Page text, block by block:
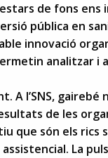
de fons ens
pública en
innovació
analitzar i
A l’SNS,
de les
que són els rics
La